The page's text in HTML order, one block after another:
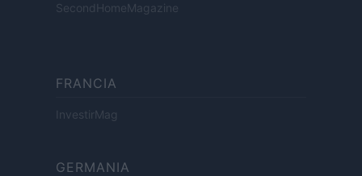
SecondHomeMagazine
FRANCIA
InvestirMag
GERMANIA